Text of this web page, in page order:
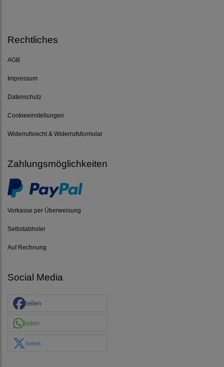
Rechtliches
AGB
Impressum
Datenschutz
Cookieeinstellungen
Widerrufsrecht & Widerrufsformular
Zahlungsmöglichkeiten
Vorkasse per Überweisung
Selbstabholer
Auf Rechnung
Social Media
teilen
teilen
tweet